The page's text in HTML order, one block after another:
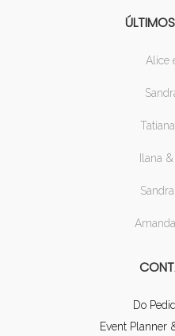
Alice
Ilana
Do
Event Planner